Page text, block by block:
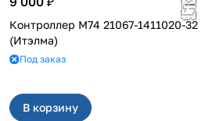
Контроллер М74 21067-1411020-32
(Итэлма)
Под заказ
В корзину